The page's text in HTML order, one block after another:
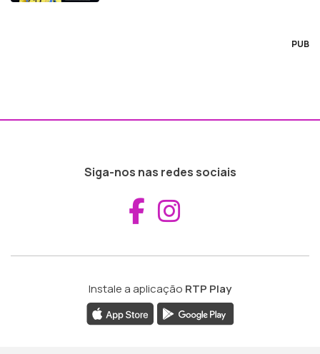
PUB
Siga-nos nas redes sociais
Aceder ao
Instale a aplicação RTP Play